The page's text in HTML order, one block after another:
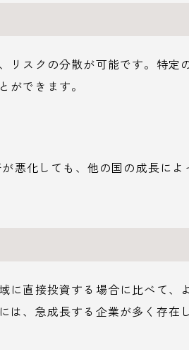
リスクの分散が可能です。特定
ができます。
悪化しても、他の国の成長によ
に直接投資する場合に比べて、
、急成長する企業が多く存在